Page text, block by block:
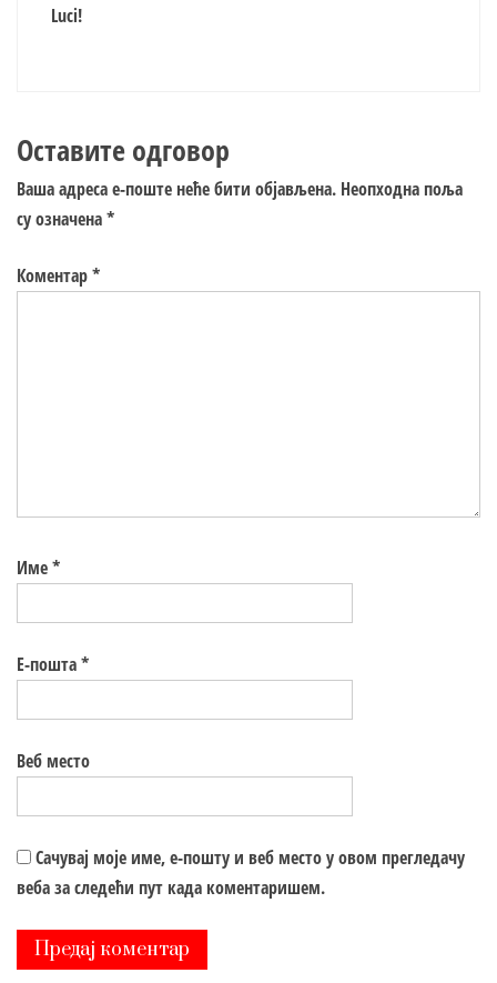
Luci!
Оставите одговор
Ваша адреса е-поште неће бити објављена. Неопходна поља
су означена*
Коментар*
Име*
Е-пошта*
Веб место
Сачувај моје име, е-пошту и веб место у овом прегледачу
веба за следећи пут када коментаришем.